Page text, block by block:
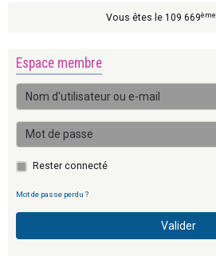
Vous êtes le 109 669ème
Espace membre
Rester connecté
Mot de passe perdu ?
Valider